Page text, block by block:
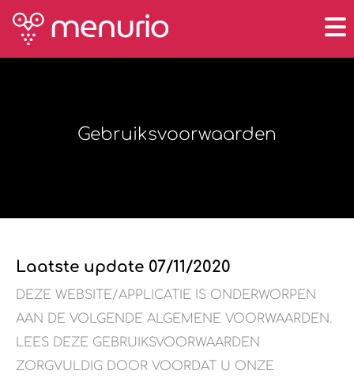
Gebruiksvoorwaarden
Laatste update 07/11/2020
DEZE WEBSITE/APPLICATIE IS ONDERWORPEN
AAN DE VOLGENDE ALGEMENE VOORWAARDEN.
LEES DEZE GEBRUIKSVOORWAARDEN
ZORGVULDIG DOOR VOORDAT U ONZE